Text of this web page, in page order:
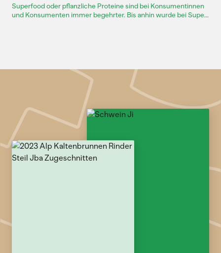
Superfood oder pflanzliche Proteine sind bei Konsumentinnen
und Konsumenten immer begehrter. Bis anhin wurde bei Supe...